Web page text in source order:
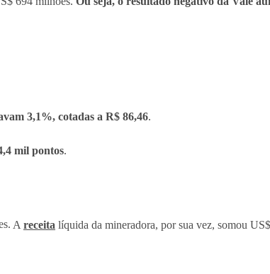
3,1%, cotadas a R$ 86,46.
mil pontos.
A receita líquida da mineradora, por sua vez, somou